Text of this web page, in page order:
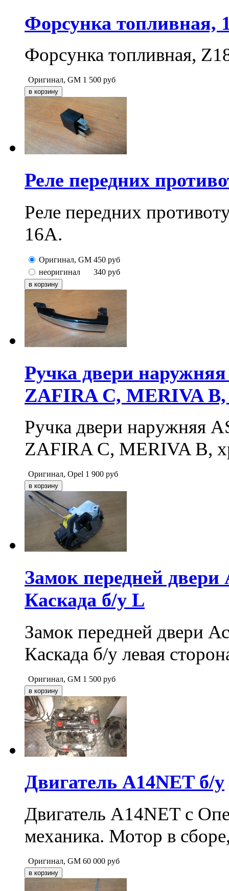
Форсунка топливная,
Форсунка топливная,
Оригинал, GM 1 500 руб
Реле передних
Реле передних
16А.
Оригинал, GM 450 руб
неоригинал
340 руб
Ручка двери
ZAFIRA C, MERIVA B,
Ручка двери наружняя
ZAFIRA C, MERIVA B,
Оригинал, Opel 1 900 руб
Замок передней
Каскада б/у L
Замок передней двери
Каскада б/у левая
Оригинал, GM 1 500 руб
Двигатель A14NET б/у
Двигатель A14NET с
механика. Мотор в
Оригинал, GM 60 000 руб